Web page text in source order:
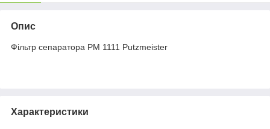
Опис
Фільтр сепаратора PM 1111 Putzmeister
Характеристики